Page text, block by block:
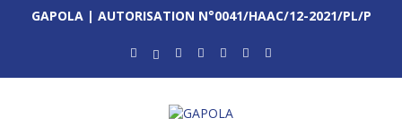
GAPOLA | AUTORISATION N°0041/HAAC/12-2021/PL/P